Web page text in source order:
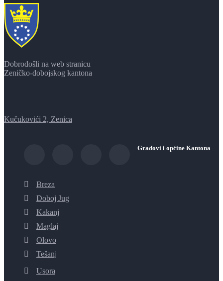
Dobrodošli na web stranicu
Zeničko-dobojskog kantona
Kučukovići 2, Zenica
Gradovi i općine Kantona
Breza
Doboj Jug
Kakanj
Maglaj
Olovo
Tešanj
Usora